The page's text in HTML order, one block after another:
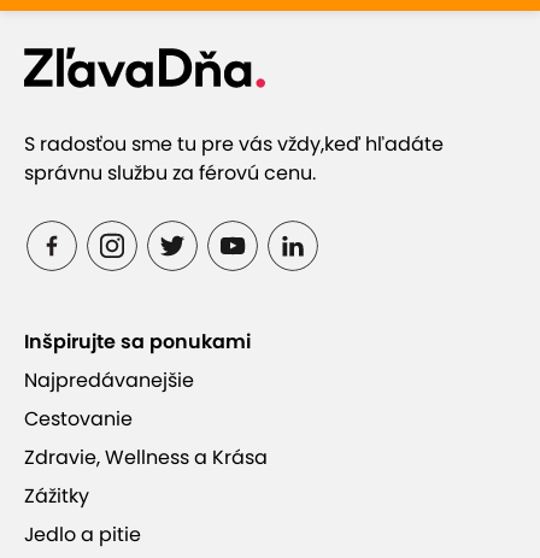
S radosťou sme tu pre vás vždy,keď hľadáte
správnu službu za férovú cenu.
Inšpirujte sa ponukami
Najpredávanejšie
Cestovanie
Zdravie, Wellness a Krása
Zážitky
Jedlo a pitie